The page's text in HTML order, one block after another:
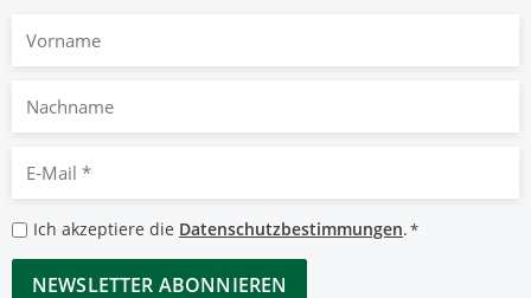
Nachname
Mail
*
Datenschutzbestimmungen
*
Ich akzeptiere die Datenschutzbestimmungen.*
CAPTCHA